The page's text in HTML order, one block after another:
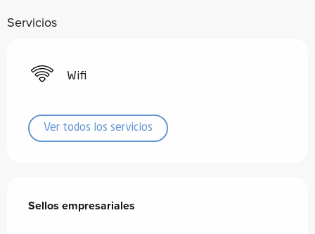
Servicios
Wifi
Ver todos los servicios
Sellos empresariales
Sellos empresariales